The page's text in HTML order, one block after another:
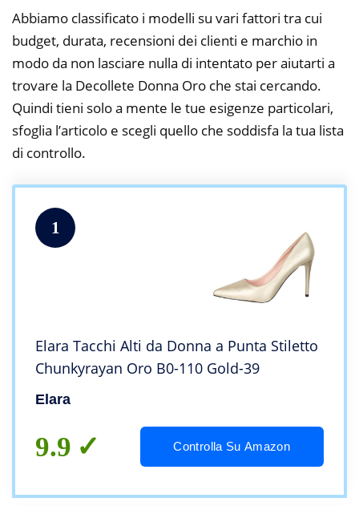
Abbiamo classificato i modelli su vari fattori tra cui
budget, durata, recensioni dei clienti e marchio in
modo da non lasciare nulla di intentato per aiutarti a
trovare la Decollete Donna Oro che stai cercando.
Quindi tieni solo a mente le tue esigenze particolari,
sfoglia l’articolo e scegli quello che soddisfa la tua lista
di controllo.
1
Elara Tacchi Alti da Donna a Punta Stiletto
Chunkyrayan Oro B0-110 Gold-39
Elara
9.9 Controlla Su Amazon